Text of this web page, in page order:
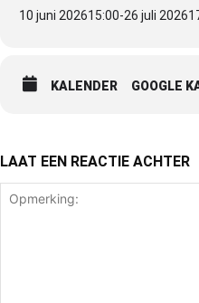
10 juni 202615:00-26 juli 2026
KALENDER GOOGLE
LAAT EEN REACTIE ACHTER